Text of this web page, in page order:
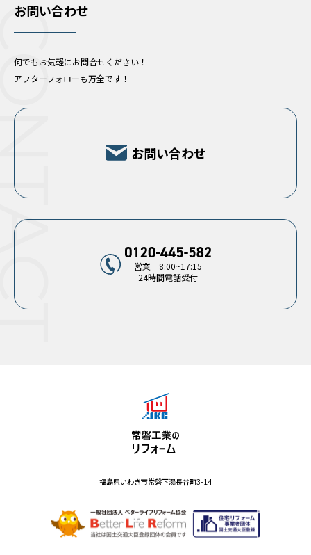
お問い合わせ
何でもお気軽にお問合せください！
アフターフォローも万全です！
お問い合わせ
営業｜8:00~17:15
24時間電話受付
福島県いわき市常磐下湯長谷町3-14